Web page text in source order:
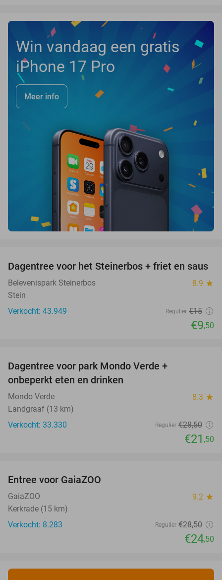
Win vandaag een gratis
iPhone 17 Pro
Meer info
37%
Dagentree voor het Steinerbos + friet en saus
Belevenispark Steinerbos 8.9 star
Stein
Verkocht: 43.949
Regulier €15
€9,50
Dagentree voor park Mondo Verde +
onbeperkt eten en drinken
Mondo Verde 8.3 star
Landgraaf (13 km)
Verkocht: 33.330
Regulier €28,50
€21 ,50
Entree voor GaiaZOO
GaiaZOO 9.2 star
Kerkrade (15 km)
Verkocht: 8.283
Regulier €28,50
€24,50